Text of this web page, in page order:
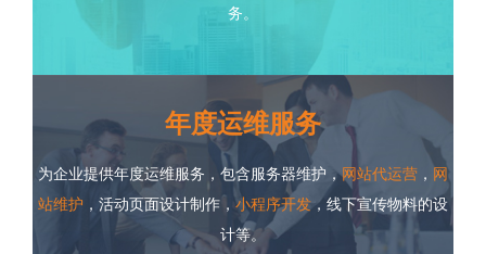
务。
年度运维服务
为企业提供年度运维服务，包含服务器维护，网站代运营 ， 网
站维护 ，活动页面设计制作，小程序开发，线下宣传物料的设
计等。